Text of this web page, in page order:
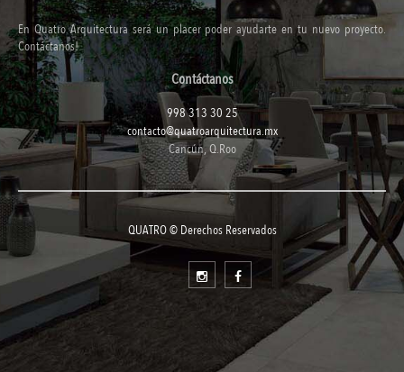
En Quatro Arquitectura será un placer poder ayudarte en tu nuevo proyecto.
Contáctanos!
Contáctanos
998 313 30 25
contacto@quatroarquitectura.mx
Cancún, Q.Roo
QUATRO © Derechos Reservados